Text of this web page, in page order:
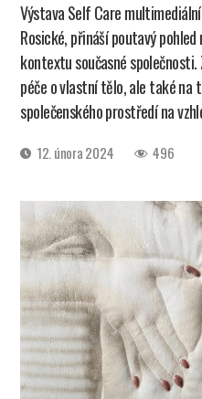
Výstava Self Care
Rosické, přináší poutavý
kontextu současné
péče o vlastní tělo, ale také na
společenského prostředí na
Datum12. února 2024 496